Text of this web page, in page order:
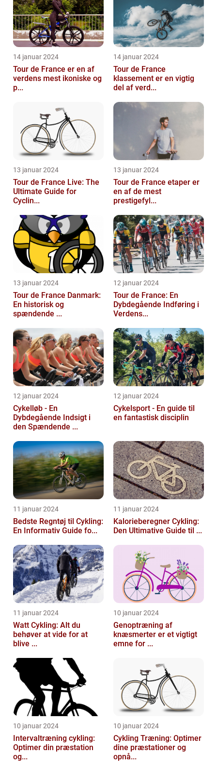
14 januar 2024
Tour de France er en af
verdens mest ikoniske og
p...
14 januar 2024
Tour de France
klassement er en vigtig
del af verd...
13 januar 2024
Tour de France Live: The
Ultimate Guide for
Cyclin...
13 januar 2024
Tour de France etaper er
en af de mest
prestigefyl...
13 januar 2024
Tour de France Danmark:
En historisk og
spændende ...
12 januar 2024
Tour de France: En
Dybdegående Indføring i
Verdens...
12 januar 2024
Cykelløb - En
Dybdegående Indsigt i
den Spændende ...
12 januar 2024
Cykelsport - En guide til
en fantastisk disciplin
11 januar 2024
Bedste Regntøj til Cykling:
En Informativ Guide fo...
11 januar 2024
Kalorieberegner Cykling:
Den Ultimative Guide til ...
11 januar 2024
Watt Cykling: Alt du
behøver at vide for at
blive ...
10 januar 2024
Genoptræning af
knæsmerter er et vigtigt
emne for ...
10 januar 2024
Intervaltræning cykling:
Optimer din præstation
og...
10 januar 2024
Cykling Træning: Optimer
dine præstationer og
opnå...